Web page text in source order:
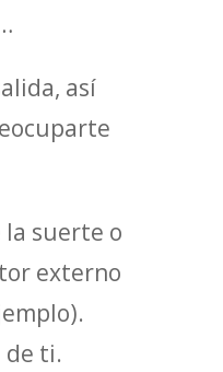
así
la suerte o
externo
de ti.